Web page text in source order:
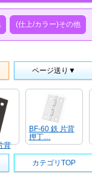
(仕上/カラー)その他
ページ送り▼
背
BF-60 鉄 片背
押丁…
カテゴリTOP